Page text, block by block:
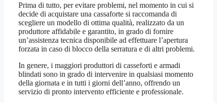
Prima di tutto, per evitare problemi, nel momento in cui si
decide di acquistare una cassaforte si raccomanda di
scegliere un modello di ottima qualità, realizzato da un
produttore affidabile e garantito, in grado di fornire
un’assistenza tecnica disponibile ad effettuare l’apertura
forzata in caso di blocco della serratura e di altri problemi.
In genere, i maggiori produttori di casseforti e armadi
blindati sono in grado di intervenire in qualsiasi momento
della giornata e in tutti i giorni dell’anno, offrendo un
servizio di pronto intervento efficiente e professionale.